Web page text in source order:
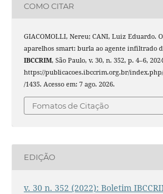
COMO CITAR
GIACOMOLLI, Nereu; CANI, Luiz Eduardo.
aparelhos smart: burla ao agente infiltrado
IBCCRIM, São Paulo, v. 30, n. 352, p. 4–6,
https://publicacoes.ibccrim.org.br/
/1435. Acesso em: 7 ago. 2026.
Fomatos de Citação
EDIÇÃO
v. 30 n. 352 (2022): Boletim